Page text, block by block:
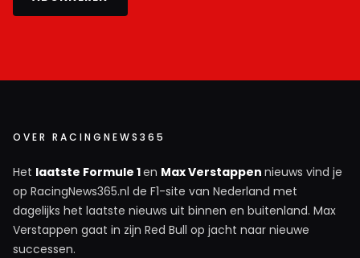
OVER RACINGNEWS365
Het laatste Formule 1en Max Verstappen nieuws vind je
op RacingNews365.nl de F1-site van Nederland met
dagelijks het laatste nieuws uit binnen en buitenland. Max
Verstappen gaat in zijn Red Bull op jacht naar nieuwe
successen.